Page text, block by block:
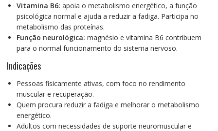
Vitamina B6: apoia o metabolismo energético, a função
psicológica normal e ajuda a reduzir a fadiga. Participa no
metabolismo das proteínas.
Função neurológica: magnésio e vitamina B6 contribuem
para o normal funcionamento do sistema nervoso.
Indicações
Pessoas fisicamente ativas, com foco no rendimento
muscular e recuperação.
Quem procura reduzir a fadiga e melhorar o metabolismo
energético.
Adultos com necessidades de suporte neuromuscular e